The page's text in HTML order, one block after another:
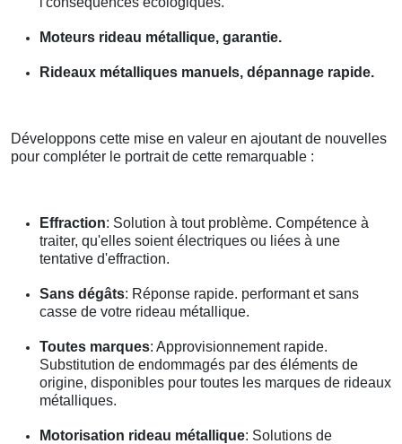
Moteurs rideau métallique, garantie.
Rideaux métalliques manuels, dépannage rapide.
Développons cette mise en valeur en ajoutant de nouvelles
pour compléter le portrait de cette remarquable :
Effraction: Solution à tout problème. Compétence à
traiter, qu'elles soient électriques ou liées à une
tentative d'effraction.
Sans dégâts: Réponse rapide. performant et sans
casse de votre rideau métallique.
Toutes marques: Approvisionnement rapide.
Substitution de endommagés par des éléments de
origine, disponibles pour toutes les marques de rideaux
métalliques.
Motorisation rideau métallique: Solutions de